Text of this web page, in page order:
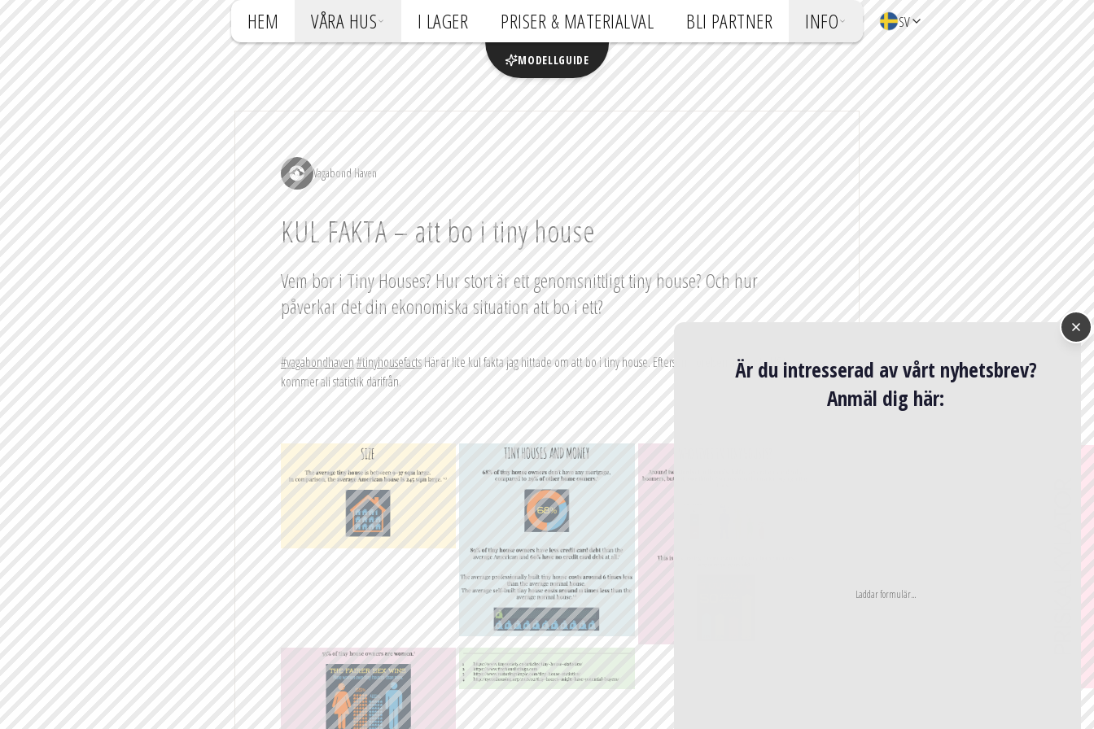
HEM VÅRA HUS I LAGER PRISER & MATERIALVAL BLI PARTNER INFO SV
Vagabond Haven
KUL FAKTA – att bo i tiny house
Vem bor i Tiny Houses? Hur stort är ett genomsnittligt tiny house? Och hur
påverkar det din ekonomiska situation att bo i ett?
#vagabondhaven#tinyhousefactsHär är lite kul fakta jag hittade om att bo i tiny house. Eftersom rörelsen är störst i USA
kommer all statistik därifrån.
Detaljerad information om hantering av användardata finns i vår integritetspolicy.
Är du intresserad av vårt nyhetsbrev?
Anmäl dig här:
MODELLGUIDE